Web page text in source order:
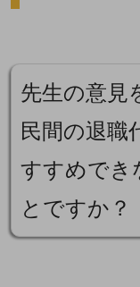
先生の意見
民間の退職
すすめでき
とですか？